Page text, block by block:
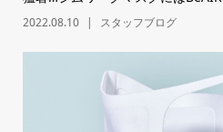
2022.08.10 スタッフブログ